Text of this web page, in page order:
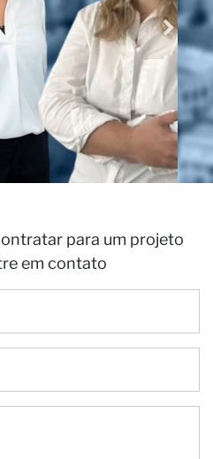
para um projeto
em contato